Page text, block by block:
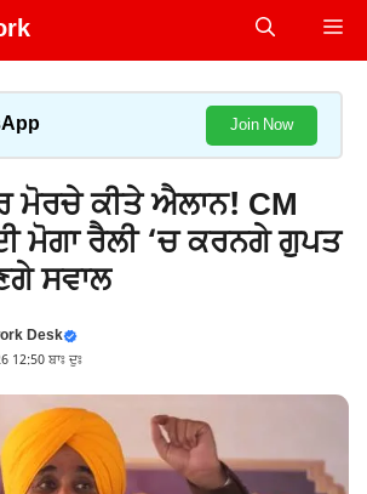
Join Now
ਮੋਰਚੇ ਕੀਤੇ ਐਲਾਨ! CM
ਮੋਗਾ ਰੈਲੀ ‘ਚ ਕਰਨਗੇ ਗੁਪਤ
ਸਵਾਲ
Desk
12:50 ਬਾਃ ਦੁਃ